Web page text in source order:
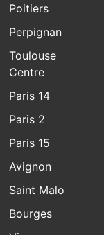
Poitiers
Perpignan
Toulouse
Centre
Paris 14
Paris 2
Paris 15
Avignon
Saint Malo
Bourges